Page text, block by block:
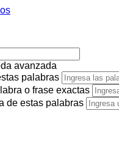
avanzada
palabras
o frase exactas
de estas palabras